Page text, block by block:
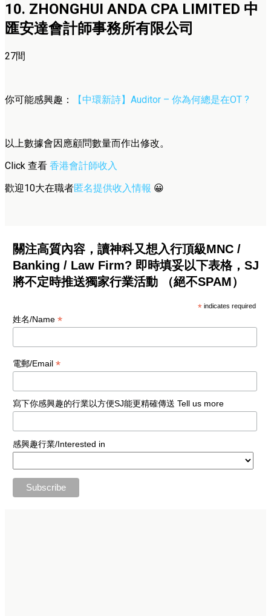
10. ZHONGHUI ANDA CPA LIMITED 中
匯安達會計師事務所有限公司
27間
你可能感興趣： 【中環新詩】Auditor – 你為何總是在OT ?
以上數據會因應顧問數量而作出修改。
Click 查看 香港會計師收入
歡迎10大在職者匿名提供收入情報 😀
關注高質內容，讀神科又想入行頂級MNC /
Banking / Law Firm? 即時填妥以下表格，SJ
將不定時推送獨家行業活動 （絕不SPAM）
* indicates required
姓名/Name *
電郵/Email *
寫下你感興趣的行業以方便SJ能更精確傳送 Tell us more
感興趣行業/Interested in